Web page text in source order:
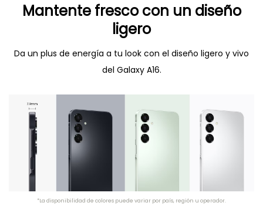
Mantente fresco con un diseño
ligero
Da un plus de energía a tu look con el diseño ligero y vivo
del Galaxy A16.
*La disponibilidad de colores puede variar por país, región u operador.